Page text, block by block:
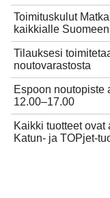
Toimituskulut
kaikkialle Suomeen
Tilauksesi
noutovarastosta
Espoon noutopiste
12.00–17.00
Kaikki tuotteet
Katun- ja TOPjet-